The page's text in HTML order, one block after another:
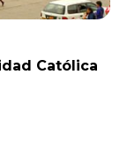
Católica